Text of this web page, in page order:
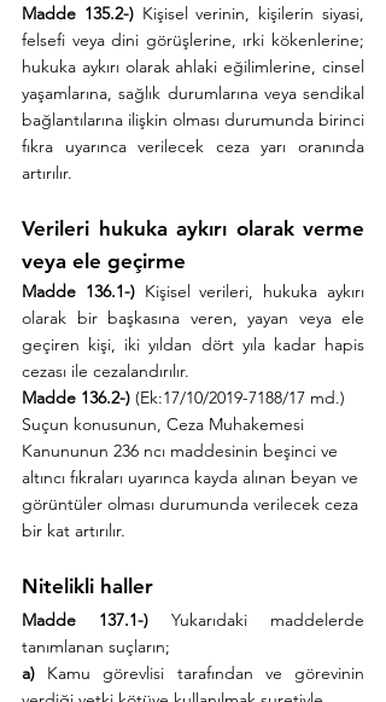
Madde 135.2-) Kişisel verinin, kişilerin siyasi,
felsefi veya dini görüşlerine, ırki kökenlerine;
hukuka aykırı olarak ahlaki eğilimlerine, cinsel
yaşamlarına, sağlık durumlarına veya sendikal
bağlantılarına ilişkin olması durumunda birinci
fıkra uyarınca verilecek ceza yarı oranında
artırılır.
Verileri hukuka aykırı olarak verme
veya ele geçirme
Madde 136.1-) Kişisel verileri, hukuka aykırı
olarak bir başkasına veren, yayan veya ele
geçiren kişi, iki yıldan dört yıla kadar hapis
cezası ile cezalandırılır.
Madde 136.2-) (Ek:17/10/2019-7188/17 md.)
Suçun konusunun, Ceza Muhakemesi
Kanununun 236 ncı maddesinin beşinci ve
altıncı fıkraları uyarınca kayda alınan beyan ve
görüntüler olması durumunda verilecek ceza
bir kat artırılır.
Nitelikli haller
Madde 137.1-) Yukarıdaki maddelerde
tanımlanan suçların;
a) Kamu görevlisi tarafından ve görevinin